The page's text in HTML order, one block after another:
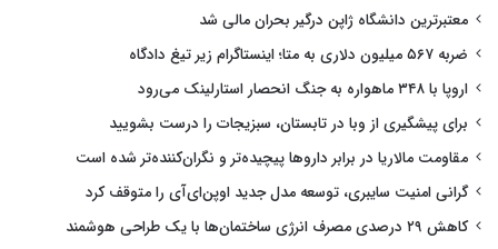
معتبرترین دانشگاه ژاپن درگیر بحران مالی شد
ضربه ۵۶۷ میلیون دلاری به متا؛ اینستاگرام زیر تیغ دادگاه
اروپا با ۳۴۸ ماهواره به جنگ انحصار استارلینک می‌رود
برای پیشگیری از وبا در تابستان، سبزیجات را درست بشویید
مقاومت مالاریا در برابر داروها پیچیده‌تر و نگران‌کننده‌تر شده است
گرانی امنیت سایبری، توسعه مدل جدید اوپن‌ای‌آی را متوقف کرد
کاهش ۲۹ درصدی مصرف انرژی ساختمان‌ها با یک طراحی هوشمند